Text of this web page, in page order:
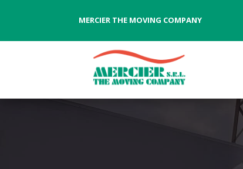
MERCIER THE MOVING COMPANY